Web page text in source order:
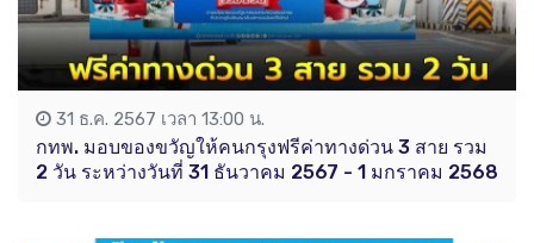
31 ธ.ค. 2567 เวลา 13:00 น.
กทพ. มอบของขวัญให้คนกรุงฟรีค่าทางด่วน 3 สาย รวม
2 วัน ระหว่างวันที่ 31 ธันวาคม 2567 - 1 มกราคม 2568